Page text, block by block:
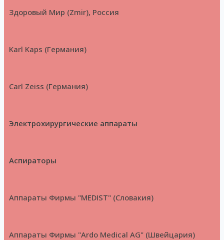
Здоровый Мир (Zmir), Россия
Karl Kaps (Германия)
Carl Zeiss (Германия)
Электрохирургические аппараты
Аспираторы
Аппараты Фирмы "MEDIST" (Словакия)
Аппараты Фирмы "Ardo Medical AG" (Швейцария)